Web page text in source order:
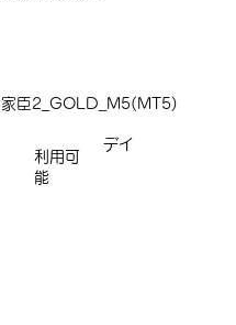
デイ
利用可
能
家臣2_GOLD_M5(MT5)